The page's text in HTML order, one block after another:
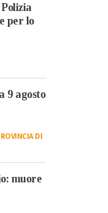
per lo
9 agosto
DI
muore